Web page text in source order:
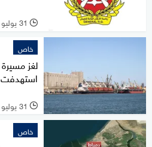
l 31 يوليو 2026
خاص
لغز
استهدفت
l 31 يوليو 2026
خاص